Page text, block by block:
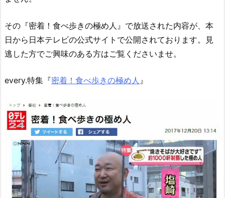
その『密着！食べ歩きの極め人』で放送された内容が、本
日から日本テレビの公式サイトで公開されております。見
逃した方でご興味のある方はご覧くださいませ。
every.特集『密着！食べ歩きの極め人 』